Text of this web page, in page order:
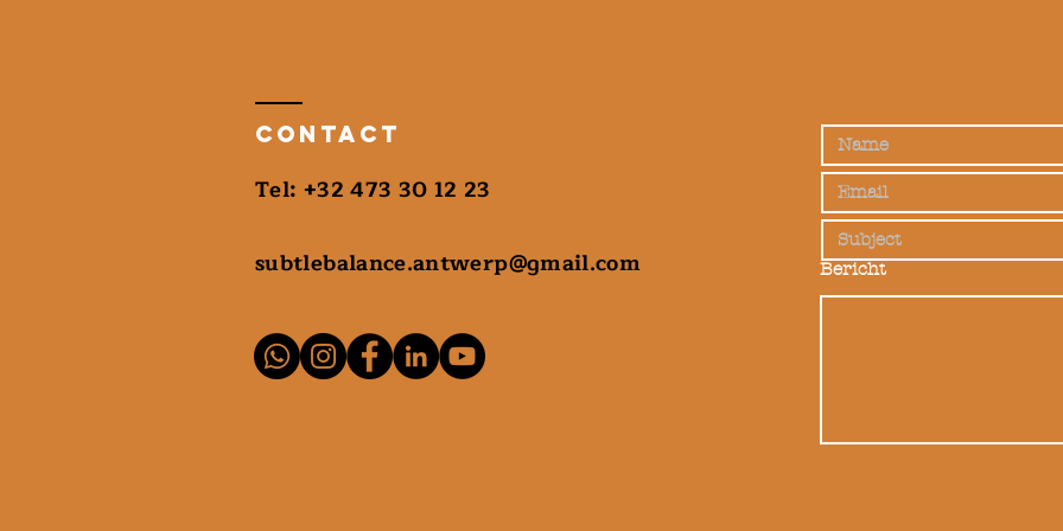
Contact
​Tel: +32 473 30 12 23
subtlebalance.antwerp@gmail.com Bericht